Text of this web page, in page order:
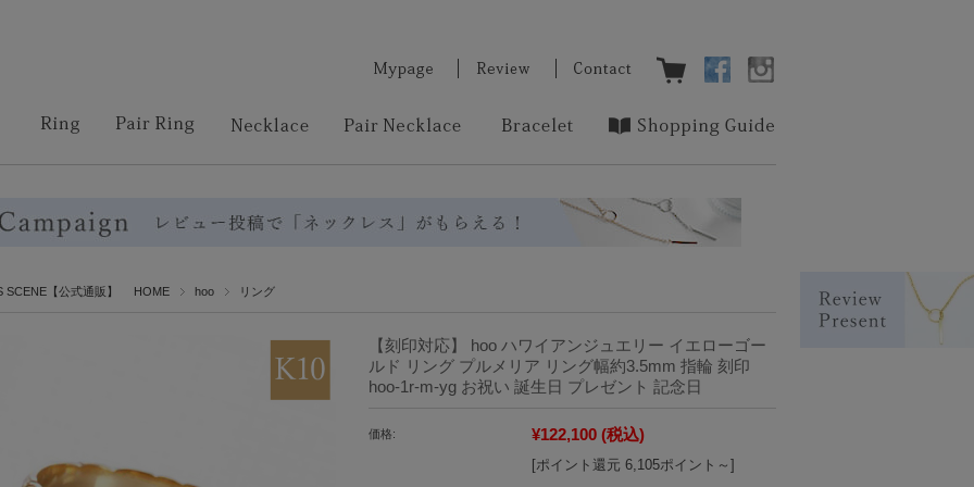
SCENE【公式通販】 HOME hoo リング
【刻印対応】 hoo ハワイアンジュエリー イエローゴー
ルド リング プルメリア リング幅約3.5mm 指輪 刻印
hoo-1r-m-yg お祝い 誕生日 プレゼント 記念日
価格: ¥122,100 (税込)
[ポイント還元 6,105ポイント～]